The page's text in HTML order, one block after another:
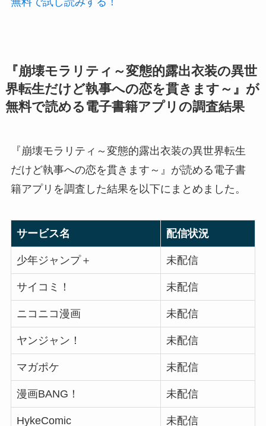
『崩壊モラリティ～変態的露出衣装の異世
界転生だけど執事への恋を貫きます～』が
無料で読める電子書籍アプリの調査結果
『崩壊モラリティ～変態的露出衣装の異世界転生
だけど執事への恋を貫きます～』が読める電子書
籍アプリを調査した結果を以下にまとめました。
サービス名 配信状況
少年ジャンプ＋ 未配信
サイコミ！ 未配信
ニコニコ漫画 未配信
ヤンジャン！ 未配信
マガポケ 未配信
漫画BANG！ 未配信
HykeComic 未配信